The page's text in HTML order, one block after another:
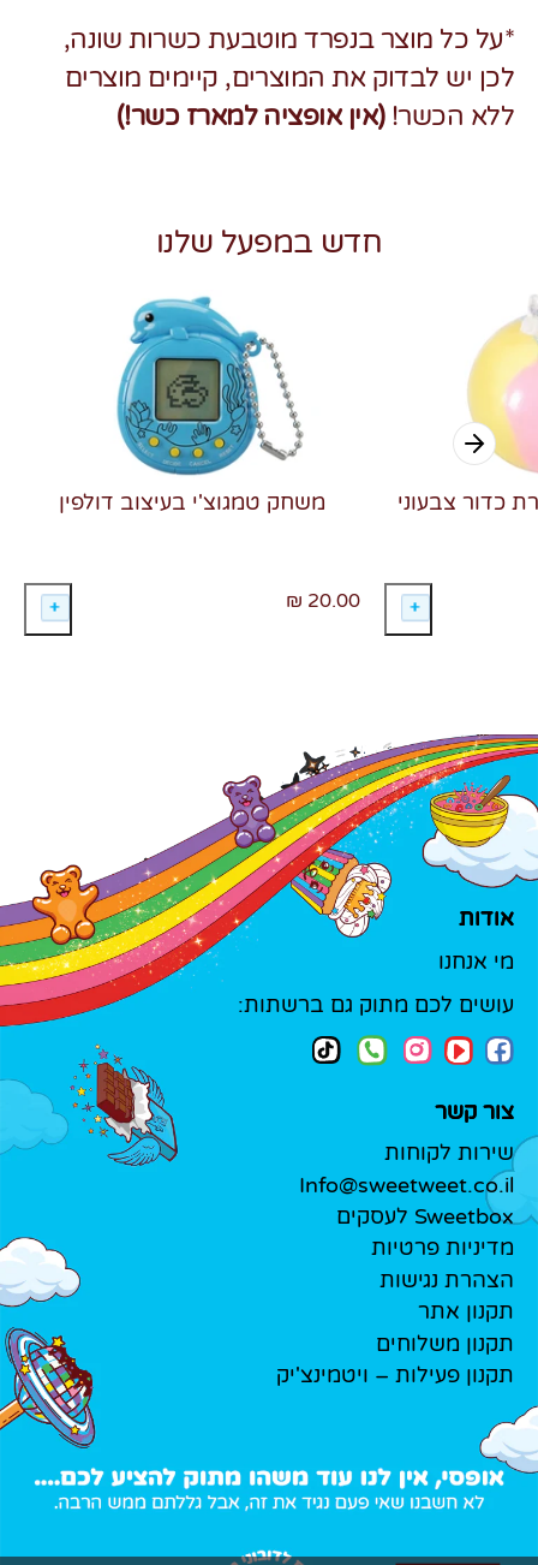
*על כל מוצר בנפרד מוטבעת כשרות שונה,
לכן יש לבדוק את המוצרים, קיימים מוצרים
ללא הכשר!(אין אופציה למארז כשר!)
חדש במפעל שלנו
משחק טמגוצ'י בעיצוב דולפין
20.00 ₪
כדור צבעוני
אודות
מי אנחנו
עושים לכם מתוק גם ברשתות:
צור קשר
שירות לקוחות
Info@sweetweet.co.il
Sweetbox לעסקים
מדיניות פרטיות
הצהרת נגישות
תקנון אתר
תקנון משלוחים
תקנון פעילות – ויטמינצ'יק